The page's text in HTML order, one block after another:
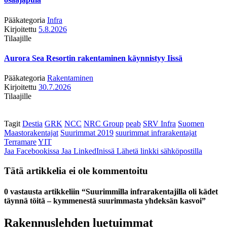
Pääkategoria Infra
Kirjoitettu 5.8.2026
Tilaajille
Aurora Sea Resortin rakentaminen käynnistyy Iissä
Pääkategoria Rakentaminen
Kirjoitettu 30.7.2026
Tilaajille
Tagit Destia GRK NCC NRC Group peab SRV Infra Suomen
Maastorakentajat Suurimmat 2019 suurimmat infrarakentajat
TerramareYIT
Jaa Facebookissa Jaa LinkedInissä Lähetä linkki sähköpostilla
Tätä artikkelia ei ole kommentoitu
0 vastausta artikkeliin “Suurimmilla infrarakentajilla oli kädet
täynnä töitä – kymmenestä suurimmasta yhdeksän kasvoi”
Rakennuslehden luetuimmat